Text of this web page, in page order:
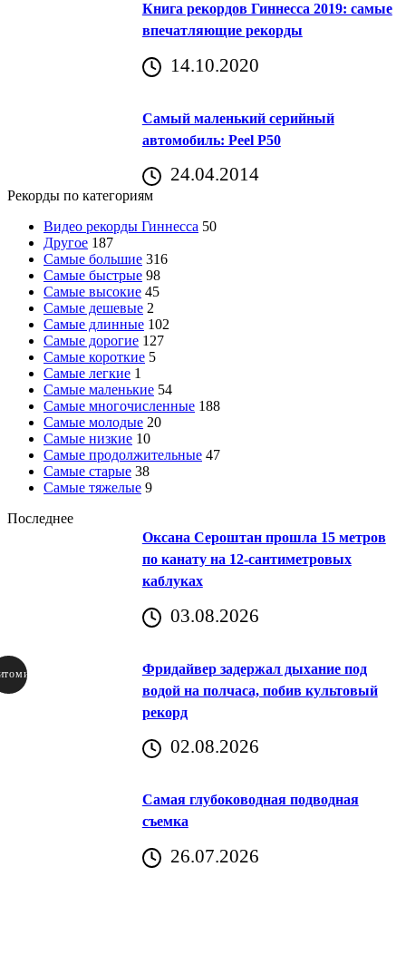
Книга рекордов Гиннесса 2019: самые
впечатляющие рекорды
14.10.2020
Самый маленький серийный
автомобиль: Peel P50
24.04.2014
Рекорды по категориям
Видео рекорды Гиннесса 50
Другое 187
Самые большие 316
Самые быстрые 98
Самые высокие 45
Самые дешевые 2
Самые длинные 102
Самые дорогие 127
Самые короткие 5
Самые легкие 1
Самые маленькие 54
Самые многочисленные 188
Самые молодые 20
Самые низкие 10
Самые продолжительные 47
Самые старые 38
Самые тяжелые 9
Последнее
Оксана Сероштан прошла 15 метров
по канату на 12-сантиметровых
каблуках
03.08.2026
Фридайвер задержал дыхание под
водой на полчаса, побив культовый
рекорд
02.08.2026
Самая глубоководная подводная
съемка
26.07.2026